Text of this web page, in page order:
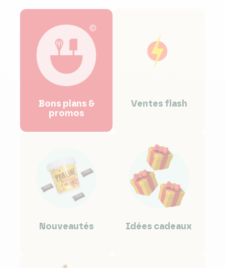
bons plans &
promos
ventes flash
nouveautés idées cadeaux